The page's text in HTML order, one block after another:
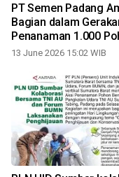
PT Semen Padang
Bagian dalam
Penanaman 1.000
pada Hari Lingkungan
13 June 2026 15:02 WIB